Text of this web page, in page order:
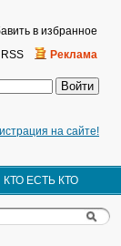
на сайте!
RSS Реклама
в избранное
КТО ЕСТЬ КТО